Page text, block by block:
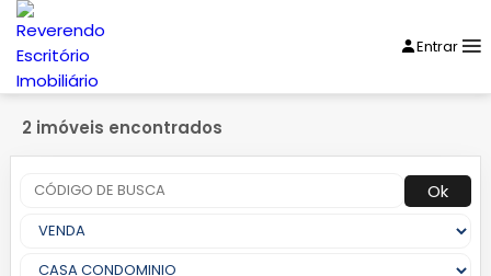
Entrar
2 imóveis encontrados
Ok